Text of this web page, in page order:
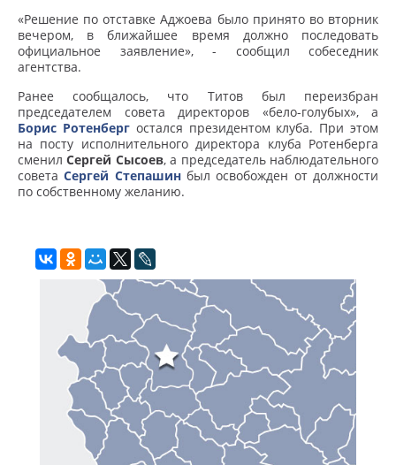
«Решение по отставке Аджоева было принято во вторник
вечером, в ближайшее время должно последовать
официальное заявление», - сообщил собеседник
агентства.
Ранее сообщалось, что Титов был переизбран
председателем совета директоров «бело-голубых», а
Борис Ротенбергостался президентом клуба. При этом
на посту исполнительного директора клуба Ротенберга
сменилСергей Сысоев, а председатель наблюдательного
советаСергей Степашинбыл освобожден от должности
по собственному желанию.